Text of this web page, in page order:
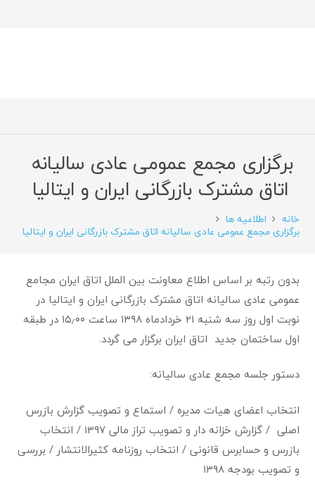
برگزاری مجمع عمومی عادی سالیانه
اتاق مشترک بازرگانی ایران و ایتالیا
خانه اطلاعیه ها
برگزاری مجمع عمومی عادی سالیانه اتاق مشترک بازرگانی ایران و ایتالیا
بدون رتبه بر اساس اطلاع معاونت بین الملل اتاق ایران مجامع
عمومی عادی سالیانه اتاق مشترک بازرگانی ایران و ایتالیا در
نوبت اول روز سه شنبه ۲۱ خردادماه ۱۳۹۸ ساعت ۱۵٫۰۰ در طبقه
اول ساختمان جدید اتاق ایران برگزار می گردد.
دستور جلسه مجمع عادی سالیانه:
انتخاب اعضای هیات مدیره / استماع و تصویب گزارش بازرس
اصلی / گزارش خزانه دار و تصویب تراز مالی ۱۳۹۷ / انتخاب
بازرس و حسابرس قانونی / انتخاب روزنامه کثیرالانتشار / بررسی
و تصویب بودجه ۱۳۹۸